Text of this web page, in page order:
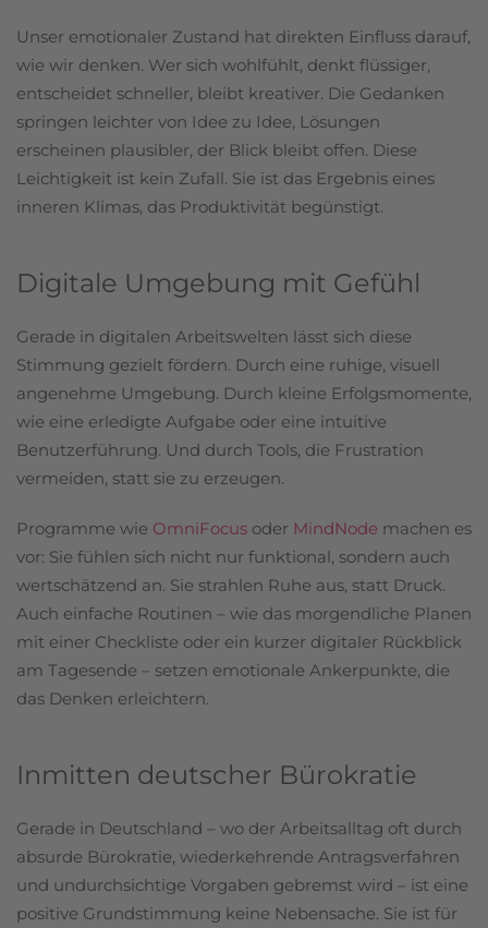
Unser emotionaler Zustand hat direkten Einfluss darauf,
wie wir denken. Wer sich wohlfühlt, denkt flüssiger,
entscheidet schneller, bleibt kreativer. Die Gedanken
springen leichter von Idee zu Idee, Lösungen
erscheinen plausibler, der Blick bleibt offen. Diese
Leichtigkeit ist kein Zufall. Sie ist das Ergebnis eines
inneren Klimas, das Produktivität begünstigt.
Digitale Umgebung mit Gefühl
Gerade in digitalen Arbeitswelten lässt sich diese
Stimmung gezielt fördern. Durch eine ruhige, visuell
angenehme Umgebung. Durch kleine Erfolgsmomente,
wie eine erledigte Aufgabe oder eine intuitive
Benutzerführung. Und durch Tools, die Frustration
vermeiden, statt sie zu erzeugen.
Programme wie OmniFocus oder MindNode machen es
vor: Sie fühlen sich nicht nur funktional, sondern auch
wertschätzend an. Sie strahlen Ruhe aus, statt Druck.
Auch einfache Routinen – wie das morgendliche Planen
mit einer Checkliste oder ein kurzer digitaler Rückblick
am Tagesende – setzen emotionale Ankerpunkte, die
das Denken erleichtern.
Inmitten deutscher Bürokratie
Gerade in Deutschland – wo der Arbeitsalltag oft durch
absurde Bürokratie, wiederkehrende Antragsverfahren
und undurchsichtige Vorgaben gebremst wird – ist eine
positive Grundstimmung keine Nebensache. Sie ist für